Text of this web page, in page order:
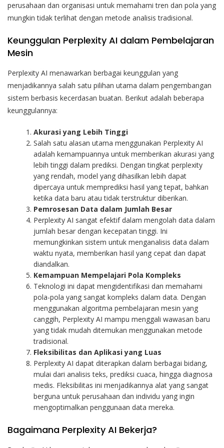
perusahaan dan organisasi untuk memahami tren dan pola yang
mungkin tidak terlihat dengan metode analisis tradisional.
Keunggulan Perplexity AI dalam Pembelajaran
Mesin
Perplexity AI menawarkan berbagai keunggulan yang
menjadikannya salah satu pilihan utama dalam pengembangan
sistem berbasis kecerdasan buatan. Berikut adalah beberapa
keunggulannya:
Akurasi yang Lebih Tinggi
Salah satu alasan utama menggunakan Perplexity AI
adalah kemampuannya untuk memberikan akurasi yang
lebih tinggi dalam prediksi. Dengan tingkat perplexity
yang rendah, model yang dihasilkan lebih dapat
dipercaya untuk memprediksi hasil yang tepat, bahkan
ketika data baru atau tidak terstruktur diberikan.
Pemrosesan Data dalam Jumlah Besar
Perplexity AI sangat efektif dalam mengolah data dalam
jumlah besar dengan kecepatan tinggi. Ini
memungkinkan sistem untuk menganalisis data dalam
waktu nyata, memberikan hasil yang cepat dan dapat
diandalkan.
Kemampuan Mempelajari Pola Kompleks
Teknologi ini dapat mengidentifikasi dan memahami
pola-pola yang sangat kompleks dalam data. Dengan
menggunakan algoritma pembelajaran mesin yang
canggih, Perplexity AI mampu menggali wawasan baru
yang tidak mudah ditemukan menggunakan metode
tradisional.
Fleksibilitas dan Aplikasi yang Luas
Perplexity AI dapat diterapkan dalam berbagai bidang,
mulai dari analisis teks, prediksi cuaca, hingga diagnosa
medis. Fleksibilitas ini menjadikannya alat yang sangat
berguna untuk perusahaan dan individu yang ingin
mengoptimalkan penggunaan data mereka.
Bagaimana Perplexity AI Bekerja?